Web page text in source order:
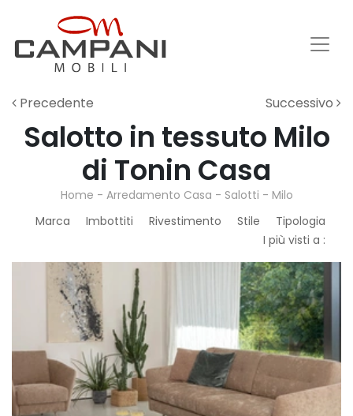
Precedente Successivo
Salotto in tessuto Milo
di Tonin Casa
Home - Arredamento Casa - Salotti - Milo
Marca
Imbottiti Rivestimento Stile
Tipologia
I più visti a :